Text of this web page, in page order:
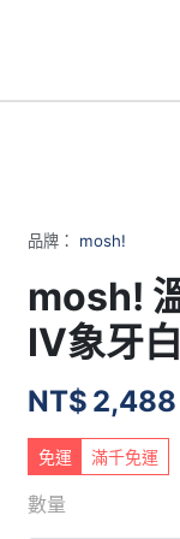
品牌： mosh!
mosh!
IV象牙白
NT$ 2,488
免運 滿千免運
數量